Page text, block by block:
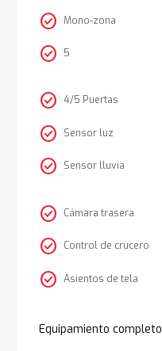
check_circle Mono-zona
check_circle 5
check_circle 4/5 Puertas
check_circle Sensor luz
check_circle Sensor lluvia
check_circle Cámara trasera
check_circle Control de crucero
check_circle Asientos de tela
Equipamiento completo